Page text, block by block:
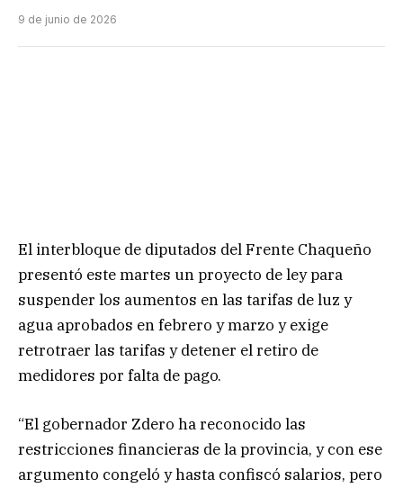
9 de junio de 2026
El interbloque de diputados del Frente Chaqueño
presentó este martes un proyecto de ley para
suspender los aumentos en las tarifas de luz y
agua aprobados en febrero y marzo y exige
retrotraer las tarifas y detener el retiro de
medidores por falta de pago.
“El gobernador Zdero ha reconocido las
restricciones financieras de la provincia, y con ese
argumento congeló y hasta confiscó salarios, pero